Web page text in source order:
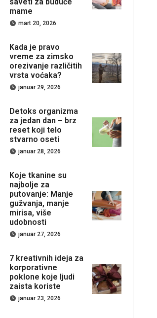
mame
mart 20, 2026
Kada je pravo
vreme za zimsko
orezivanje različitih
vrsta voćaka?
januar 29, 2026
Detoks organizma
za jedan dan – brz
reset koji telo
stvarno oseti
januar 28, 2026
Koje tkanine su
najbolje za
putovanje: Manje
gužvanja, manje
mirisa, više
udobnosti
januar 27, 2026
7 kreativnih ideja za
korporativne
poklone koje ljudi
zaista koriste
januar 23, 2026